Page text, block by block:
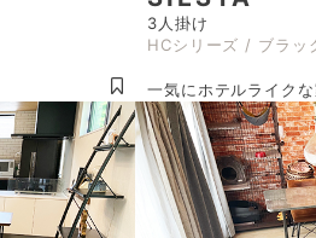
3人掛け
HCシリーズ / ブラッ
一気にホテルライク